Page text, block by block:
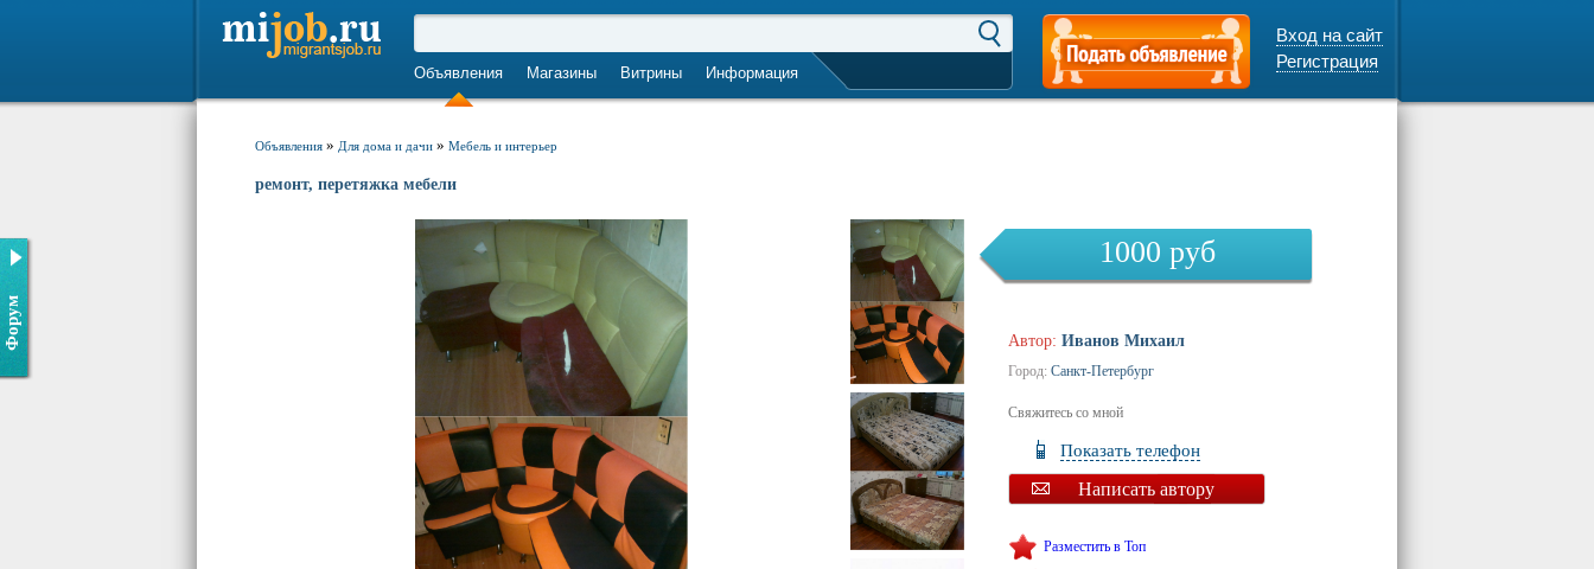
Объявления Магазины Витрины Информация
Вход на сайт
Регистрация
Форум
Объявления » Для дома и дачи » Мебель и интерьер
ремонт, перетяжка мебели
1000 руб
Автор: Иванов Михаил
Город: Санкт-Петербург
Свяжитесь со мной
Показать телефон
Написать автору
Разместить в Топ